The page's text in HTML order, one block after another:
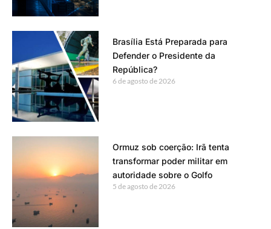
Brasília Está Preparada para
Defender o Presidente da
República?
6 de agosto de 2026
Ormuz sob coerção: Irã tenta
transformar poder militar em
autoridade sobre o Golfo
5 de agosto de 2026